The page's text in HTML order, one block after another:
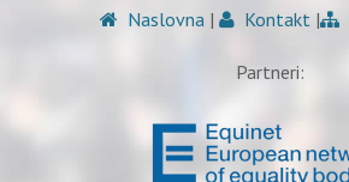
Naslovna | Kontakt |
Partneri: